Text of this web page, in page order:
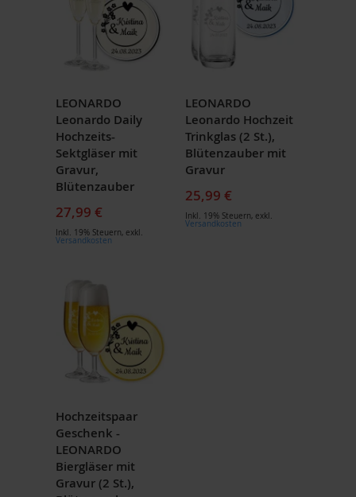
LEONARDO
Leonardo Daily
Hochzeits-
Sektgläser mit
Gravur,
Blütenzauber
27,99 €
Inkl. 19% Steuern, exkl.
Versandkosten
LEONARDO
Leonardo Hochzeit
Trinkglas (2 St.),
Blütenzauber mit
Gravur
25,99 €
Inkl. 19% Steuern, exkl.
Versandkosten
Hochzeitspaar
Geschenk -
LEONARDO
Biergläser mit
Gravur (2 St.),